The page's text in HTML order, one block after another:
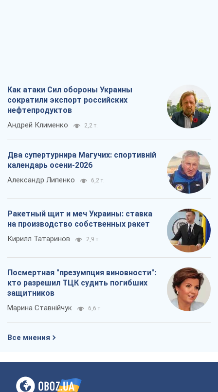
Как атаки Сил обороны Украины
сократили экспорт российских
нефтепродуктов
Андрей Клименко 2,2 т.
Два супертурнира Магучих: спортивній
календарь осени-2026
Александр Липенко 6,2 т.
Ракетный щит и меч Украины: ставка
на производство собственных ракет
Кирилл Татаринов 2,9 т.
Посмертная "презумпция виновности":
кто разрешил ТЦК судить погибших
защитников
Марина Ставнійчук 6,6 т.
Все мнения